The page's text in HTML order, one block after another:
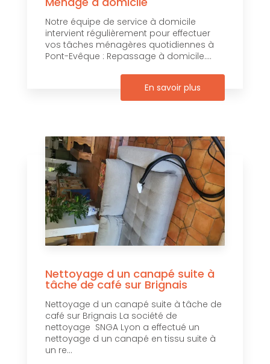
Notre équipe de service à domicile
intervient régulièrement pour effectuer
vos tâches ménagères quotidiennes à
Pont-Evêque : Repassage à domicile....
En savoir plus
Nettoyage d un canapé suite à
tâche de café sur Brignais
Nettoyage d un canapé suite à tâche de
café sur Brignais La société de
nettoyage SNGA Lyon a effectué un
nettoyage d un canapé en tissu suite à
un re...